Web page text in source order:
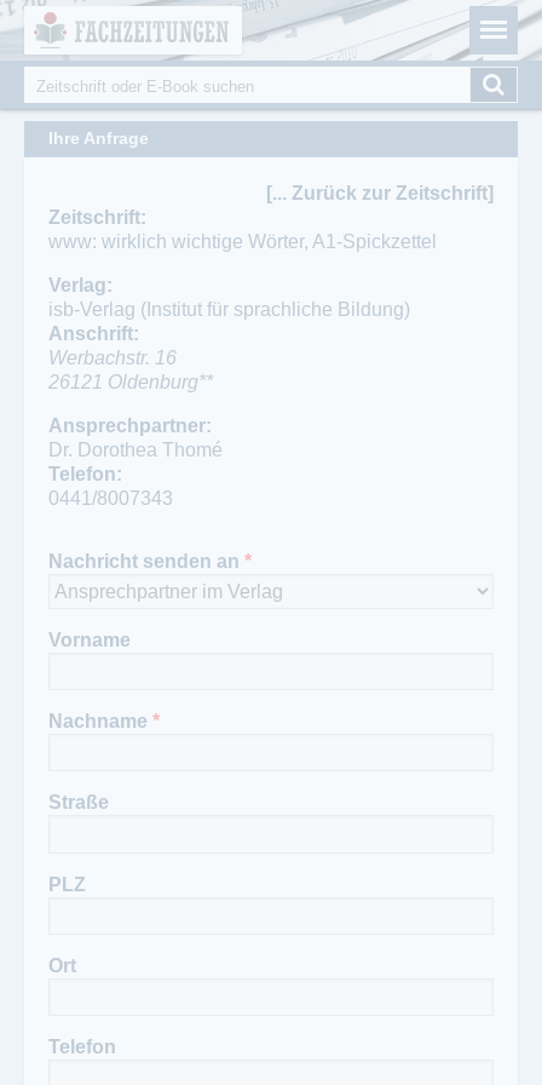
Fachzeitungen.de - Das unabhängige Portal für
Fachmagazine Fachpublikationen & eBooks
Suchformular
Suche
Ihre Anfrage
[... Zurück zur Zeitschrift]
Zeitschrift:
www: wirklich wichtige Wörter, A1-Spickzettel
Verlag:
isb-Verlag (Institut für sprachliche Bildung)
Anschrift:
Werbachstr. 16
26121 Oldenburg**
Ansprechpartner:
Dr. Dorothea Thomé
Telefon:
0441/8007343
Nachricht senden an *
Vorname
Nachname *
Straße
PLZ
Ort
Telefon
Cookie-Einstellungen